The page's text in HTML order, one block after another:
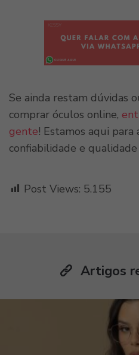
Se ainda restam dúvidas
comprar óculos online,
gente! Estamos aqui
confiabilidade e qualidade
Post Views: 5.155
Artigos